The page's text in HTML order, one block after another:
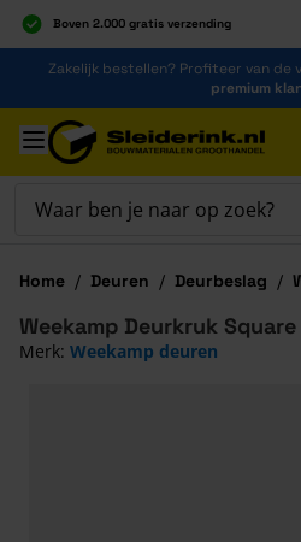
Boven 2.000 gratis verzending
Al 40 jaar dé specialist
Alles onder één dak
Ga naar de inhoud
Zakelijk bestellen? Profiteer van de
premium
Ga naar hoofdinhoud
Home / Deuren / Deurbeslag /
Weekamp Deurkruk
Merk: Weekamp deuren